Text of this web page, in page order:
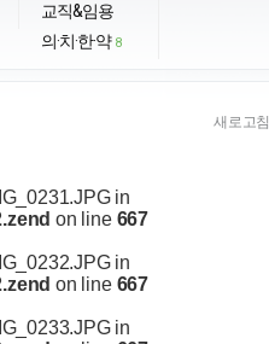
교직&임용
의·치·한·약 8
새로고침
in
on line 667
in
on line 667
in